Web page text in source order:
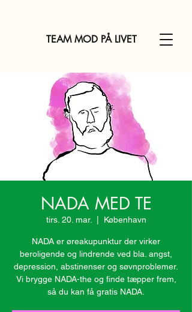
TEAM MOD PÅ LIVET
NADA MED TE
tirs. 20. mar. København
NADA er øreakupunktur der virker
beroligende og lindrende ved bla. angst,
depression, abstinenser og søvnproblemer.
Vi brygge NADA-the og finde tæpper frem,
så du kan få gratis NADA.